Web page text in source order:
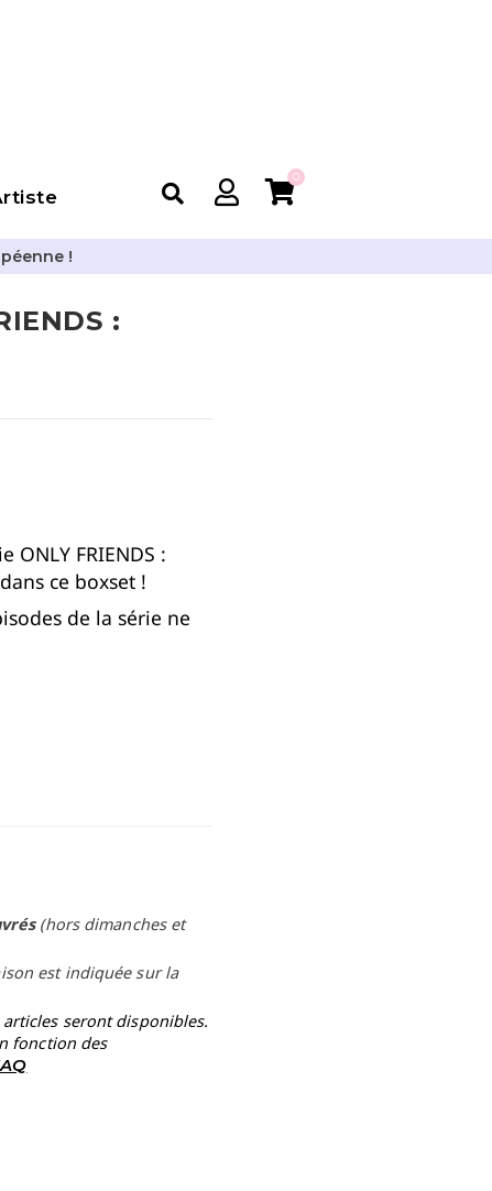
0
!
:
FRIENDS :
ce boxset !
de la série ne
(hors dimanches et
est indiquée sur la
seront disponibles.
fonction des